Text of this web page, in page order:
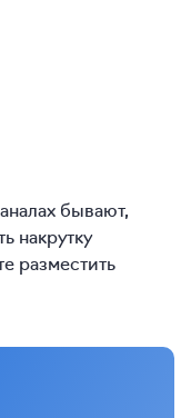
бывают,
накрутку
разместить